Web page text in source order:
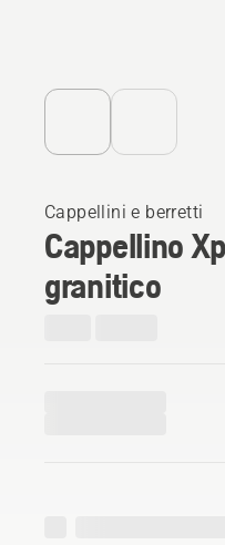
Cappellini e berretti
Cappellino
granitico